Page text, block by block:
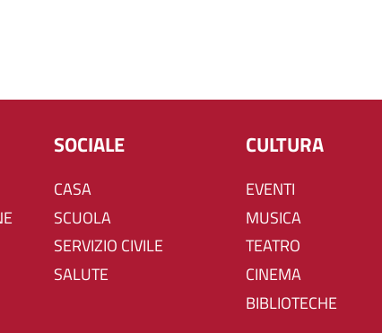
SOCIALE
CASA
SCUOLA
SERVIZIO CIVILE
SALUTE
CULTURA
EVENTI
MUSICA
TEATRO
CINEMA
BIBLIOTECHE